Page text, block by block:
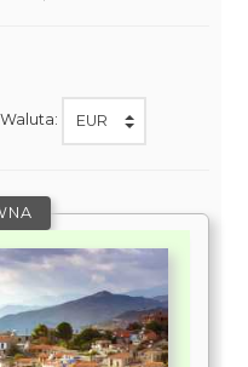
Waluta: